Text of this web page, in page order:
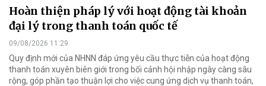
Hoàn thiện pháp lý với hoạt động tài khoản
đại lý trong thanh toán quốc tế
09/08/2026 11:29
Quy định mới của NHNN đáp ứng yêu cầu thực tiễn của hoạt động
thanh toán xuyên biên giới trong bối cảnh hội nhập ngày càng sâu
rộng, góp phần tạo thuận lợi cho việc cung ứng dịch vụ thanh toán,